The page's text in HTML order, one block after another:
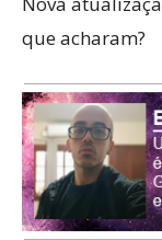
que acharam?